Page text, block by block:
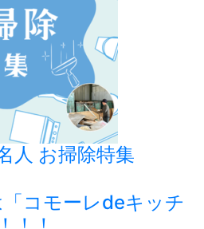
人 お掃除特集
コモーレdeキッチ
！！